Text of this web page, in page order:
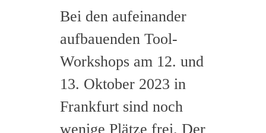
Bei den aufeinander
aufbauenden Tool-
Workshops am 12. und
13. Oktober 2023 in
Frankfurt sind noch
wenige Plätze frei. Der